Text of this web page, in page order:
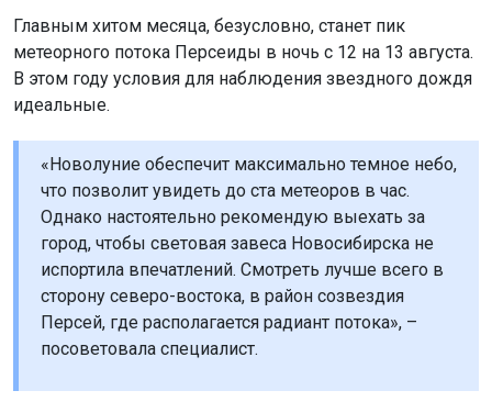
Главным хитом месяца, безусловно, станет пик
метеорного потока Персеиды в ночь с 12 на 13 августа.
В этом году условия для наблюдения звездного дождя
идеальные.
«Новолуние обеспечит максимально темное небо,
что позволит увидеть до ста метеоров в час.
Однако настоятельно рекомендую выехать за
город, чтобы световая завеса Новосибирска не
испортила впечатлений. Смотреть лучше всего в
сторону северо-востока, в район созвездия
Персей, где располагается радиант потока», –
посоветовала специалист.